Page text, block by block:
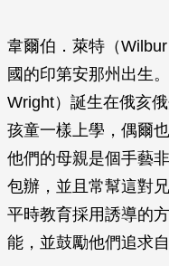
韋爾伯．萊特（
國的印第安那州出生
Wright）誕生在俄亥
孩童一樣上學，偶爾
他們的母親是個手藝
包辦，並且常幫這對
平時教育採用誘導的
能，並鼓勵他們追求自